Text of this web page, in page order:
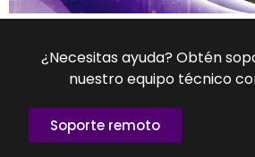
¿Necesitas ayuda? Obtén
nuestro equipo técnico
Soporte remoto